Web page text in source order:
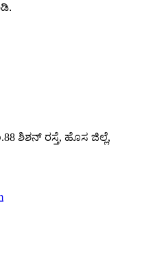
ಶಿಶನ್ ರಸ್ತೆ, ಹೊಸ ಜಿಲ್ಲೆ,